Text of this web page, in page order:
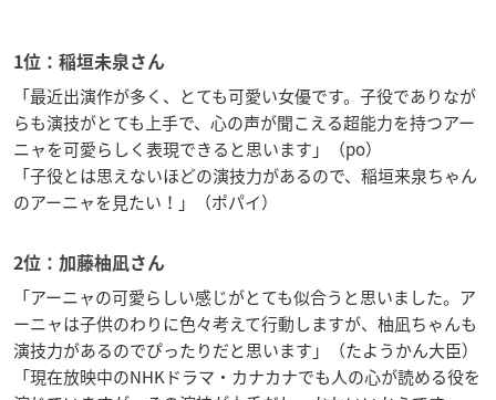
1位：稲垣未泉さん
「最近出演作が多く、とても可愛い女優です。子役でありなが
らも演技がとても上手で、心の声が聞こえる超能力を持つアー
ニャを可愛らしく表現できると思います」（po）
「子役とは思えないほどの演技力があるので、稲垣来泉ちゃん
のアーニャを見たい！」（ポパイ）
2位：加藤柚凪さん
「アーニャの可愛らしい感じがとても似合うと思いました。ア
ーニャは子供のわりに色々考えて行動しますが、柚凪ちゃんも
演技力があるのでぴったりだと思います」（たようかん大臣）
「現在放映中のNHKドラマ・カナカナでも人の心が読める役を